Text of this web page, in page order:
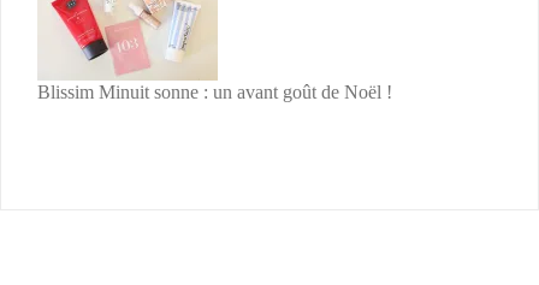
Blissim Minuit sonne : un avant goût de Noël !